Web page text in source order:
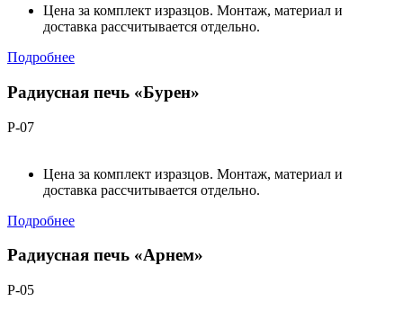
Цена за комплект изразцов. Монтаж, материал и
доставка рассчитывается отдельно.
Подробнее
Радиусная печь «Бурен»
Р-07
Цена за комплект изразцов. Монтаж, материал и
доставка рассчитывается отдельно.
Подробнее
Радиусная печь «Арнем»
Р-05